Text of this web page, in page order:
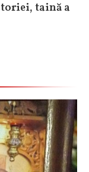
taină a